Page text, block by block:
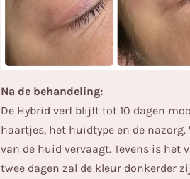
Na de behandeling:
De Hybrid verf blijft tot 10 dagen
haartjes, het huidtype en de
van de huid vervaagt. Tevens is het
twee dagen zal de kleur donkerder